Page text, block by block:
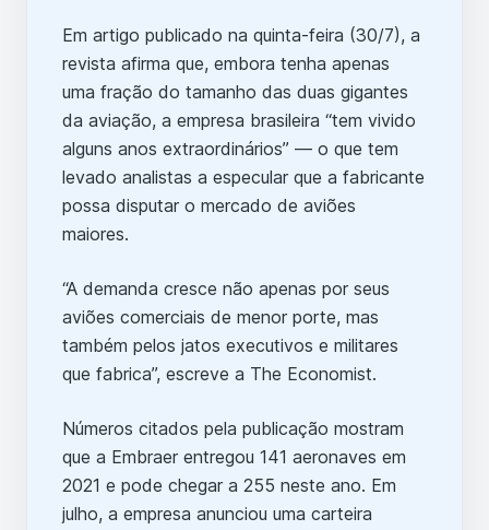
Em artigo publicado na quinta-feira (30/7), a
revista afirma que, embora tenha apenas
uma fração do tamanho das duas gigantes
da aviação, a empresa brasileira “tem vivido
alguns anos extraordinários” — o que tem
levado analistas a especular que a fabricante
possa disputar o mercado de aviões
maiores.
“A demanda cresce não apenas por seus
aviões comerciais de menor porte, mas
também pelos jatos executivos e militares
que fabrica”, escreve a The Economist.
Números citados pela publicação mostram
que a Embraer entregou 141 aeronaves em
2021 e pode chegar a 255 neste ano. Em
julho, a empresa anunciou uma carteira